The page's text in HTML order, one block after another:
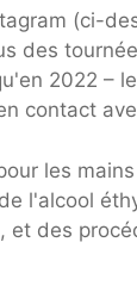
(ci-
des
2022 –
contact
les
l'alcool
et des